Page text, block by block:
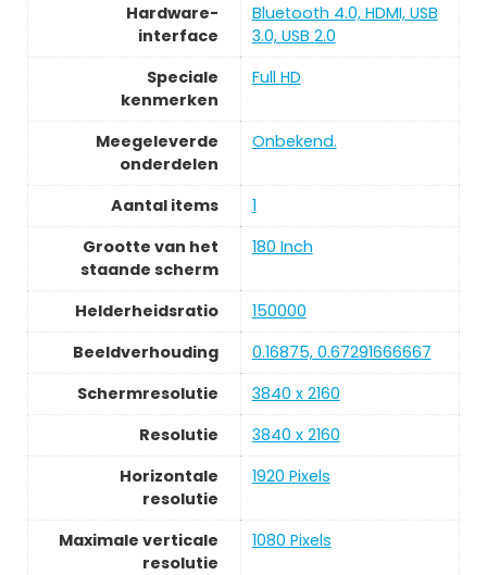
Hardware-
interface
‎Bluetooth 4.0, HDMI, USB
3.0, USB 2.0
Speciale
kenmerken
‎Full HD
Meegeleverde
onderdelen
‎Onbekend.
Aantal items
‎1
Grootte van het
staande scherm
‎180 Inch
Helderheidsratio
‎150000
Beeldverhouding
‎0.16875, 0.67291666667
Schermresolutie
‎3840 x 2160
Resolutie
‎3840 x 2160
Horizontale
resolutie
‎1920 Pixels
Maximale verticale
resolutie
‎1080 Pixels